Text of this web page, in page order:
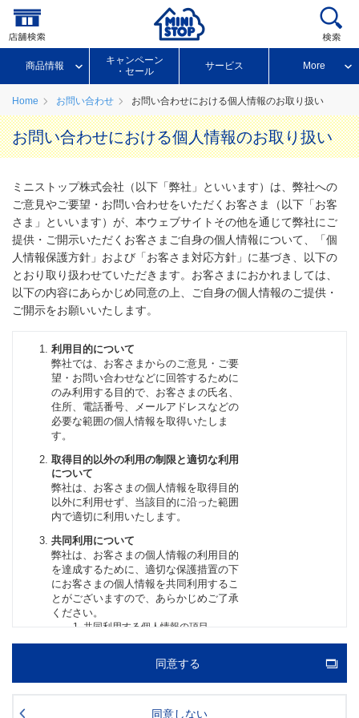
商品情報
キャンペーン
・セール
サービス More
Home お問い合わせ お問い合わせにおける個人情報のお取り扱い
お問い合わせにおける個人情報のお取り扱い
ミニストップ株式会社（以下「弊社」といいます）は、弊社への
ご意見やご要望・お問い合わせをいただくお客さま（以下「お客
さま」といいます）が、本ウェブサイトその他を通じて弊社にご
提供・ご開示いただくお客さまご自身の個人情報について、「個
人情報保護方針」および「お客さま対応方針」に基づき、以下の
とおり取り扱わせていただきます。お客さまにおかれましては、
以下の内容にあらかじめ同意の上、ご自身の個人情報のご提供・
ご開示をお願いいたします。
同意する
同意しない